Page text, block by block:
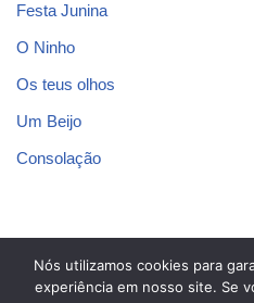
Festa Junina
O Ninho
Os teus olhos
Um Beijo
Consolação
Blog dos Poetas
Nós utilizamos cookies para
experiência em nosso site. Se